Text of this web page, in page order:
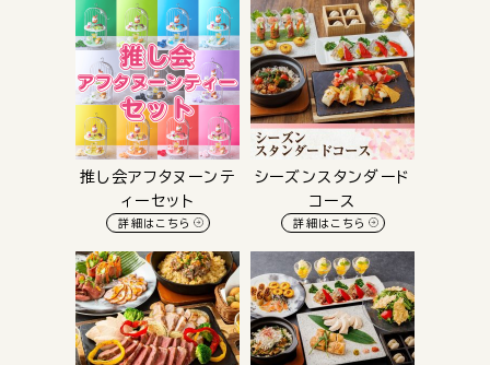
推し会アフタヌーンテ
ィーセット
詳細はこちら
シーズンスタンダード
コース
詳細はこちら